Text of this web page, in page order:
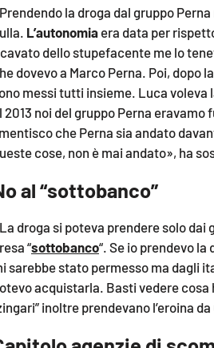
la droga dal gruppo
L’autonomia era data per
dello stupefacente me lo
dovevo a Marco Perna. Poi, dopo
messi tutti insieme. Luca voleva
2013 noi del gruppo Perna eravamo
che Perna sia andato
cose, non è mai andato», ha
al “sottobanco”
droga si poteva prendere solo dai
“sottobanco“. Se io prendevo
sarebbe stato permesso ma dagli
acquistarla. Basti vedere cosa
inoltre prendevano l’eroina